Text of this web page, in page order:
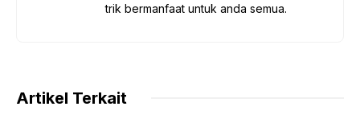
trik bermanfaat untuk anda semua.
Artikel Terkait